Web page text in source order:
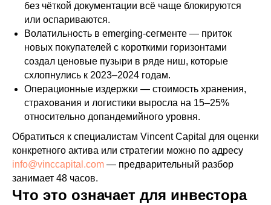
без чёткой документации всё чаще блокируются
или оспариваются.
Волатильность в emerging-сегменте — приток
новых покупателей с короткими горизонтами
создал ценовые пузыри в ряде ниш, которые
схлопнулись к 2023–2024 годам.
Операционные издержки — стоимость хранения,
страхования и логистики выросла на 15–25%
относительно допандемийного уровня.
Обратиться к специалистам Vincent Capital для оценки
конкретного актива или стратегии можно по адресу
info@vinccapital.com — предварительный разбор
занимает 48 часов.
Что это означает для инвестора